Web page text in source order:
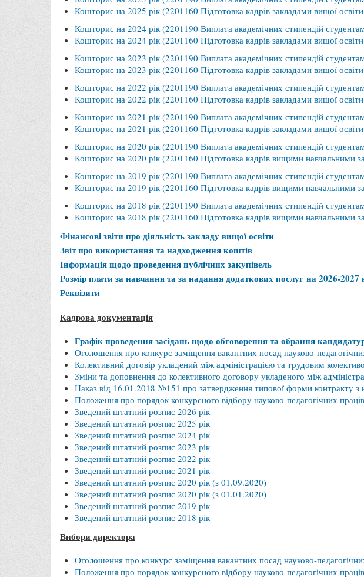
Кошторис на 2025 рік (2201160 Підготовка кадрів закладами вищої освіти
Кошторис на 2024 рік (2201190 Виплата академічних стипендій
Кошторис на 2024 рік (2201160 Підготовка кадрів закладами вищої освіти
Кошторис на 2023 рік (2201190 Виплата академічних стипендій
Кошторис на 2023 рік (2201160 Підготовка кадрів закладами вищої освіти
Кошторис на 2022 рік (2201190 Виплата академічних стипендій
Кошторис на 2022 рік (2201160 Підготовка кадрів закладами вищої освіти
Кошторис на 2021 рік (2201190 Виплата академічних стипендій
Кошторис на 2021 рік (2201160 Підготовка кадрів закладами вищої освіти
Кошторис на 2020 рік (2201190 Виплата академічних стипендій
Кошторис на 2020 рік (2201160 Підготовка кадрів вищими навчальними
Кошторис на 2019 рік (2201190 Виплата академічних стипендій
Кошторис на 2019 рік (2201160 Підготовка кадрів вищими навчальними
Кошторис на 2018 рік (2201190 Виплата академічних стипендій
Кошторис на 2018 рік (2201160 Підготовка кадрів вищими навчальними
Фінансові звіти про діяльність закладу вищої освіти
Звіт про використання та надходження коштів
Інформація щодо проведення публічних закупівель
Розмір плати за навчання та за надання додаткових послуг на 2026-2027
Реквізити
Кадрова документація
Графік проведення засідань щодо обговорення та обрання
Оголошення про конкурс заміщення вакантних посад науково-
Колективний договір укладений між адміністрацією та трудовим
Зміни та доповнення до колективного договору укладеного між
Наказ від 16.01.2018 №151 про затвердження типової форми контракту з
Положення про порядок конкурсного відбору науково-педагогічних
Зведений штатний розпис 2026 рік
Зведений штатний розпис 2025 рік
Зведений штатний розпис 2024 рік
Зведений штатний розпис 2023 рік
Зведений штатний розпис 2022 рік
Зведений штатний розпис 2021 рік
Зведений штатний розпис 2020 рік (з 01.09.2020)
Зведений штатний розпис 2020 рік (з 01.01.2020)
Зведений штатний розпис 2019 рік
Зведений штатний розпис 2018 рік
Вибори директора
Оголошення про конкурс заміщення вакантних посад науково-
Положення про порядок конкурсного відбору науково-педагогічних